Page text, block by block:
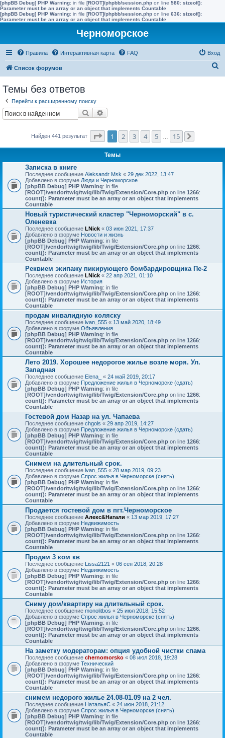
[phpBB Debug] PHP Warning: in file [ROOT]/phpbb/session.php on line 580: sizeof():
Parameter must be an array or an object that implements Countable
[phpBB Debug] PHP Warning: in file [ROOT]/phpbb/session.php on line 636: sizeof():
Parameter must be an array or an object that implements Countable
Черноморское
Правила Интерактивная карта FAQ Вход
Список форумов
Темы без ответов
Перейти к расширенному поиску
Поиск
Найден 441 результат Страница1 из
1 2 3 4 5 15
Темы
Записка в книге
Последнее сообщение Aleksandr Msk « 29 дек 2022, 13:47
Добавлено в форуме Люди и Черноморское
[phpBB Debug] PHP Warning: in file
[ROOT]/vendor/twig/twig/lib/Twig/Extension/Core.php on line 1266:
count(): Parameter must be an array or an object that implements
Countable
Новый туристический кластер "Черноморский" в с.
Оленевка
Последнее сообщение LNick « 03 июн 2021, 17:37
Добавлено в форуме Новости и жизнь
[phpBB Debug] PHP Warning: in file
[ROOT]/vendor/twig/twig/lib/Twig/Extension/Core.php on line 1266:
count(): Parameter must be an array or an object that implements
Countable
Реквием экипажу пикирующего бомбардировщика Пе-2
Последнее сообщение LNick « 22 апр 2021, 01:10
Добавлено в форуме История
[phpBB Debug] PHP Warning: in file
[ROOT]/vendor/twig/twig/lib/Twig/Extension/Core.php on line 1266:
count(): Parameter must be an array or an object that implements
Countable
продам инвалидную коляску
Последнее сообщение ivan_555 « 13 май 2020, 18:49
Добавлено в форуме Объявления
[phpBB Debug] PHP Warning: in file
[ROOT]/vendor/twig/twig/lib/Twig/Extension/Core.php on line 1266:
count(): Parameter must be an array or an object that implements
Countable
Лето 2019. Хорошее недорогое жилье возле моря. Ул.
Западная
Последнее сообщение Elena_ « 24 май 2019, 20:17
Добавлено в форуме Предложение жилья в Черноморске (сдать)
[phpBB Debug] PHP Warning: in file
[ROOT]/vendor/twig/twig/lib/Twig/Extension/Core.php on line 1266:
count(): Parameter must be an array or an object that implements
Countable
Гостевой дом Назар на ул. Чапаева
Последнее сообщение chgols « 29 апр 2019, 14:27
Добавлено в форуме Предложение жилья в Черноморске (сдать)
[phpBB Debug] PHP Warning: in file
[ROOT]/vendor/twig/twig/lib/Twig/Extension/Core.php on line 1266:
count(): Parameter must be an array or an object that implements
Countable
Снимем на длительный срок.
Последнее сообщение ivan_555 « 28 мар 2019, 09:23
Добавлено в форуме Спрос жилья в Черноморске (снять)
[phpBB Debug] PHP Warning: in file
[ROOT]/vendor/twig/twig/lib/Twig/Extension/Core.php on line 1266:
count(): Parameter must be an array or an object that implements
Countable
Продается гостевой дом в пгт.Черноморское
Последнее сообщение Алекс&Натали « 13 мар 2019, 17:27
Добавлено в форуме Недвижимость
[phpBB Debug] PHP Warning: in file
[ROOT]/vendor/twig/twig/lib/Twig/Extension/Core.php on line 1266:
count(): Parameter must be an array or an object that implements
Countable
Продам 3 ком кв
Последнее сообщение Lissa2121 « 06 сен 2018, 20:28
Добавлено в форуме Недвижимость
[phpBB Debug] PHP Warning: in file
[ROOT]/vendor/twig/twig/lib/Twig/Extension/Core.php on line 1266:
count(): Parameter must be an array or an object that implements
Countable
Сниму дом/квартиру на длительный срок.
Последнее сообщение monolitbos « 25 июл 2018, 15:52
Добавлено в форуме Спрос жилья в Черноморске (снять)
[phpBB Debug] PHP Warning: in file
[ROOT]/vendor/twig/twig/lib/Twig/Extension/Core.php on line 1266:
count(): Parameter must be an array or an object that implements
Countable
На заметку модераторам: опция удобной чистки спама
Последнее сообщение chernomorsko « 08 июл 2018, 19:28
Добавлено в форуме Технический
[phpBB Debug] PHP Warning: in file
[ROOT]/vendor/twig/twig/lib/Twig/Extension/Core.php on line 1266:
count(): Parameter must be an array or an object that implements
Countable
снимем недорого жилье 24.08-01.09 на 2 чел.
Последнее сообщение НатальяС « 24 июн 2018, 21:12
Добавлено в форуме Спрос жилья в Черноморске (снять)
[phpBB Debug] PHP Warning: in file
[ROOT]/vendor/twig/twig/lib/Twig/Extension/Core.php on line 1266:
count(): Parameter must be an array or an object that implements
Countable